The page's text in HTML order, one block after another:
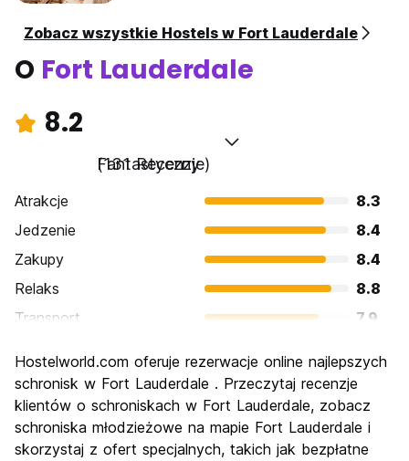
Zobacz wszystkie Hostels w Fort Lauderdale
O Fort Lauderdale
8.2
Fantastyczny
(131 Recenzje)
Atrakcje
8.3
Jedzenie
8.4
Zakupy
8.4
Relaks
8.8
Transport
7.9
Kultura
Imprezy
8.2
Najlepsza wartość
7.9
Hostelworld.com oferuje rezerwacje online najlepszych
schronisk w Fort Lauderdale . Przeczytaj recenzje
klientów o schroniskach w Fort Lauderdale, zobacz
schroniska młodzieżowe na mapie Fort Lauderdale i
skorzystaj z ofert specjalnych, takich jak bezpłatne